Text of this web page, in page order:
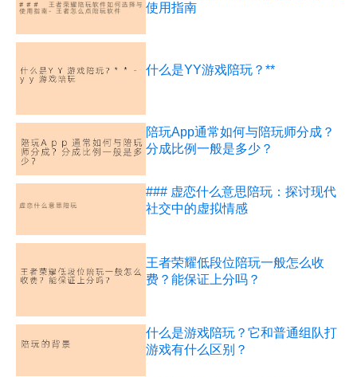
使用指南
什么是YY游戏陪玩？**
陪玩App通常如何与陪玩师分成？
分成比例一般是多少？
### 虚恋什么意思陪玩：探讨现代
社交中的虚拟情感
王者荣耀低段位陪玩一般怎么收
费？能保证上分吗？
什么是游戏陪玩？它和普通组队打
游戏有什么区别？